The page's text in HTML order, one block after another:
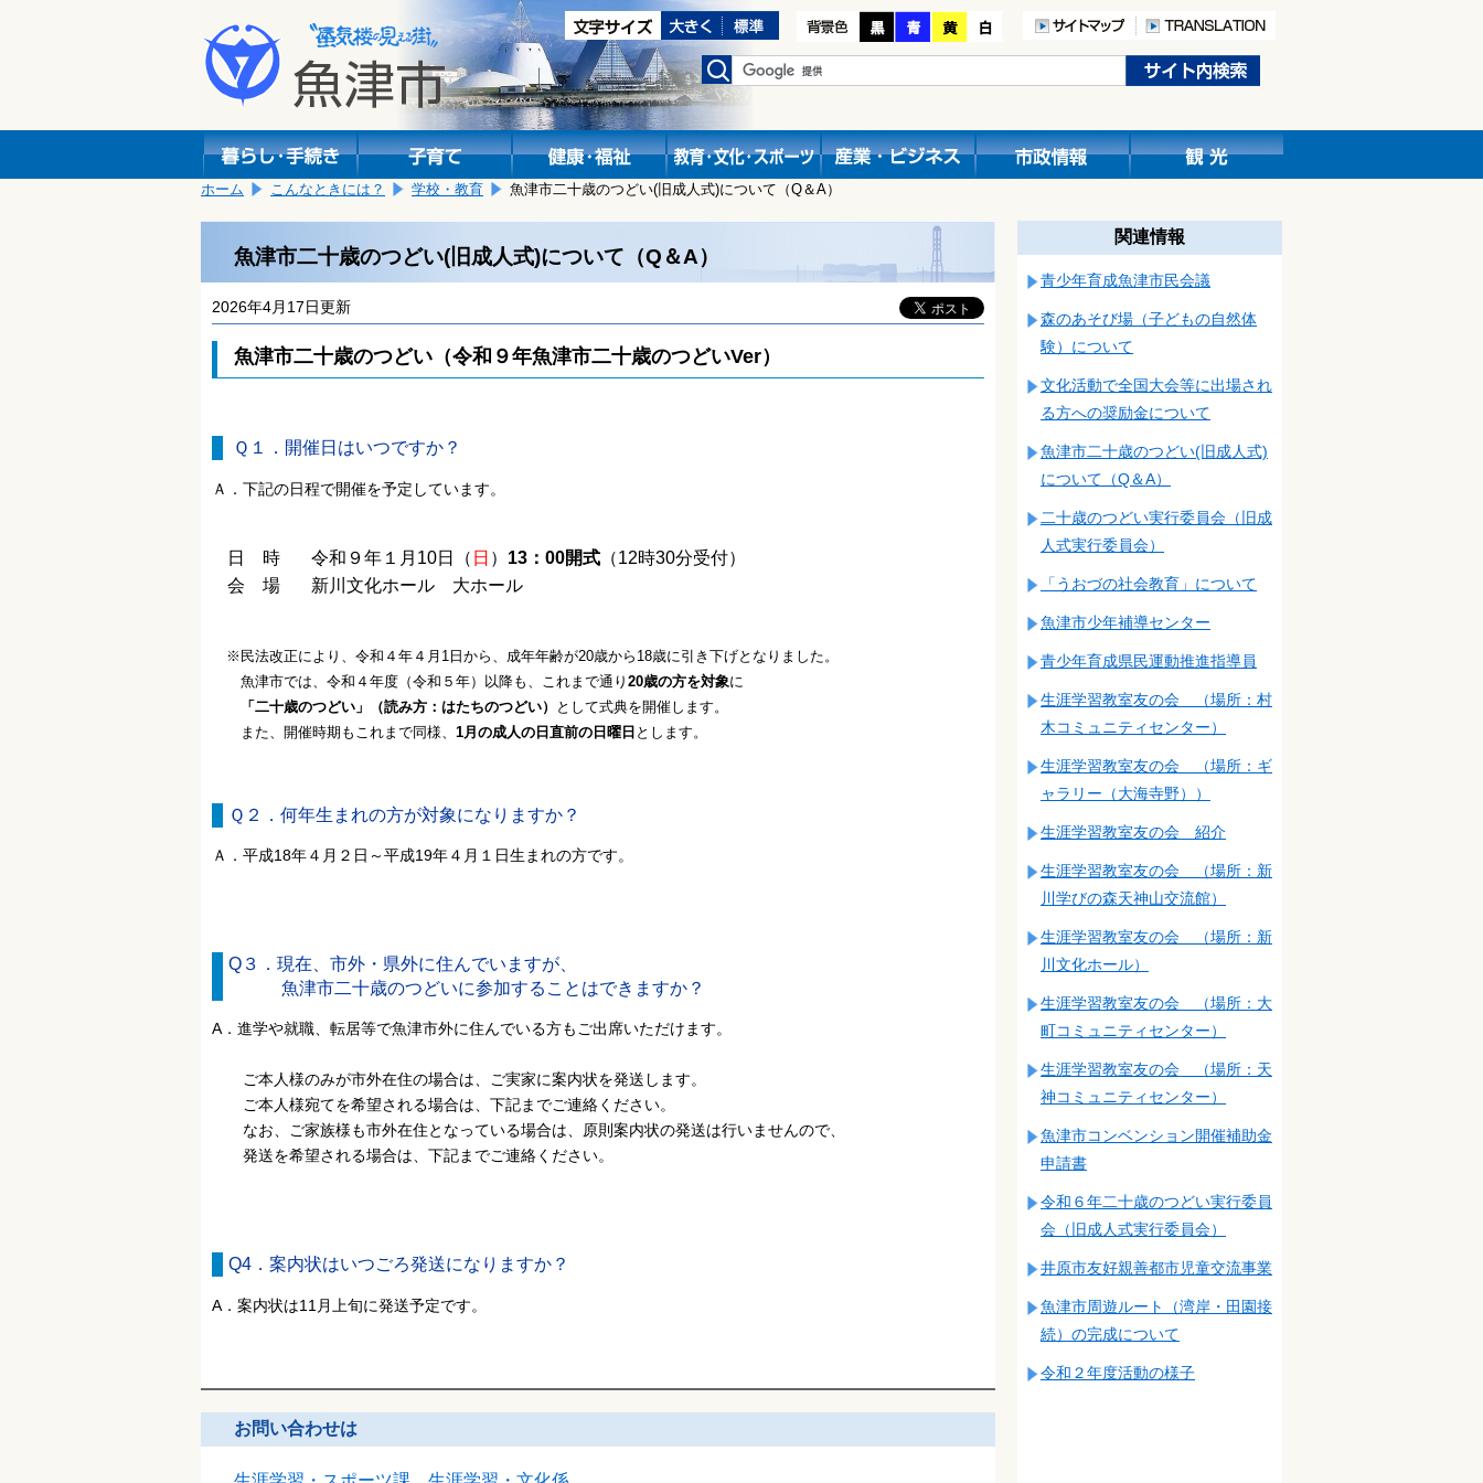
し
ホーム こんなときには？ 学校・教育 魚津市二十歳のつどい(旧成人式)について（Q＆A）
魚津市二十歳のつどい(旧成人式)について（Q＆A）
2026年4月17日更新
魚津市二十歳のつどい（令和９年魚津市二十歳のつどいVer）
Ｑ１．開催日はいつですか？
Ａ．下記の日程で開催を予定しています。
日 時 令和９年１月10日（ 日 ） 13：00開式 （12時30分受付）
会 場
新川文化ホール 大ホール
※民法改正により、令和４年４月1日から、成年年齢が20歳から18歳に引き下げとなりました。
魚津市では、令和４年度（令和５年）以降も、これまで通り 20歳の方を対象に
「二十歳のつどい」（読み方：はたちのつどい）
として式典を開催します。
また、開催時期もこれまで同様、 1月の成人の日直前の日曜日 とします。
Ｑ２．何年生まれの方が対象になりますか？
Ａ．平成18年４月２日～平成19年４月１日生まれの方です。
Q３．現在、市外・県外に住んでいますが、
魚津市二十歳のつどいに参加することはできますか？
A．進学や就職、転居等で魚津市外に住んでいる方もご出席いただけます。
ご本人様のみが市外在住の場合は、ご実家に案内状を発送します。
ご本人様宛てを希望される場合は、下記までご連絡ください。
なお、ご家族様も市外在住となっている場合は、原則案内状の発送は行いませんので、
発送を希望される場合は、下記までご連絡ください。
Q4．案内状はいつごろ発送になりますか？
A．案内状は11月上旬に発送予定です。
お問い合わせは
関連情報
青少年育成魚津市民会議
森のあそび場（子どもの自然体
験）について
文化活動で全国大会等に出場され
る方への奨励金について
魚津市二十歳のつどい(旧成人式)
について（Q＆A）
二十歳のつどい実行委員会（旧成
人式実行委員会）
「うおづの社会教育」について
魚津市少年補導センター
青少年育成県民運動推進指導員
生涯学習教室友の会 （場所：村
木コミュニティセンター）
生涯学習教室友の会 （場所：ギ
ャラリー（大海寺野））
生涯学習教室友の会 紹介
生涯学習教室友の会 （場所：新
川学びの森天神山交流館）
生涯学習教室友の会 （場所：新
川文化ホール）
生涯学習教室友の会 （場所：大
町コミュニティセンター）
生涯学習教室友の会 （場所：天
神コミュニティセンター）
魚津市コンベンション開催補助金
申請書
令和６年二十歳のつどい実行委員
会（旧成人式実行委員会）
井原市友好親善都市児童交流事業
魚津市周遊ルート（湾岸・田園接
続）の完成について
令和２年度活動の様子